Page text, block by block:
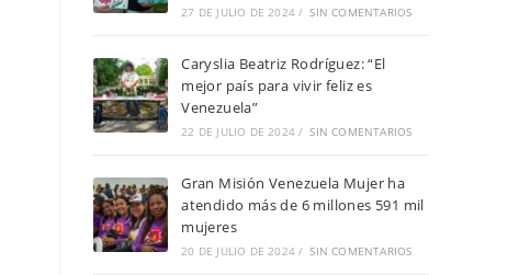
27 DE JULIO DE 2024 / SIN COMENTARIOS
Caryslia Beatriz Rodríguez: “El
mejor país para vivir feliz es
Venezuela”
22 DE JULIO DE 2024 / SIN COMENTARIOS
Gran Misión Venezuela Mujer ha
atendido más de 6 millones 591 mil
mujeres
20 DE JULIO DE 2024 / SIN COMENTARIOS